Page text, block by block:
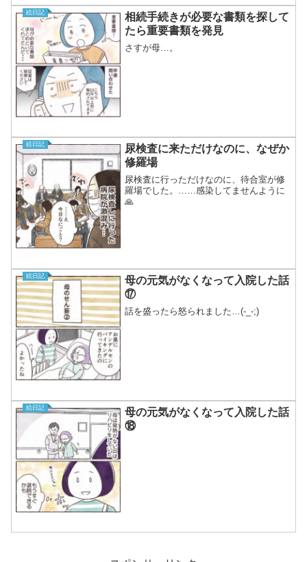
絵日記
相続手続きが必要な書類を探して
たら重要書類を発見
さすが母…。
絵日記
尿検査に来ただけなのに、なぜか
修羅場
尿検査に行っただけなのに、待合室が修
羅場でした。……感染してませんように
🙏
絵日記
母の元気がなくなって入院した話
⑰
話を盛ったら怒られました…(-_-;)
絵日記
母の元気がなくなって入院した話
⑱